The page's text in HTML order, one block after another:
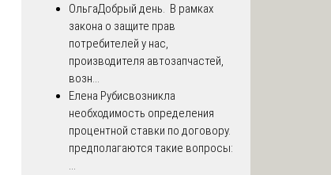
ОльгаДобрый день. В рамках
закона о защите прав
потребителей у нас,
производителя автозапчастей,
возн...
Елена Рубисвозникла
необходимость определения
процентной ставки по договору.
предполагаются такие вопросы:
...